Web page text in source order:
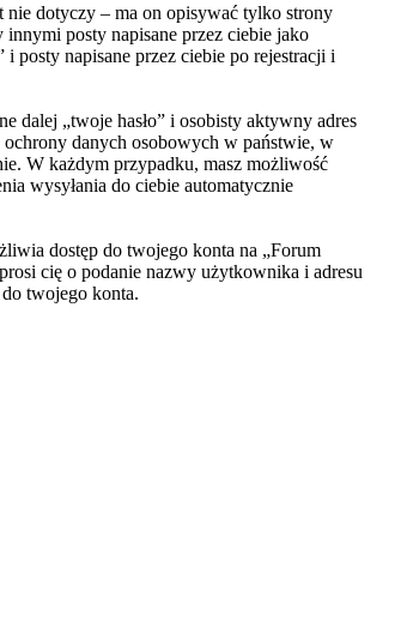
nie dotyczy – ma on opisywać tylko strony
posty napisane przez ciebie jako
napisane przez ciebie po rejestracji i
dalej „twoje hasło” i osobisty aktywny adres
danych osobowych w państwie, w
W każdym przypadku, masz możliwość
wysyłania do ciebie automatycznie
dostęp do twojego konta na „Forum
cię o podanie nazwy użytkownika i adresu
twojego konta.